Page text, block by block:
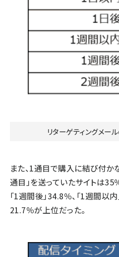
リターゲティングメー
また、1通目で購入に結び付か
通目」を送っていたサイトは35
「1週間後」34.8％、「1週間以内
21.7％が上位だった。